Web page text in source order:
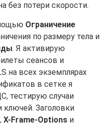
без потери скорости.
Ограничение
по размеру тела и
. Я активирую
сеансов и
на всех экземплярах
в сетке я
тестирую случаи
Заголовки
, X-Frame-Options и